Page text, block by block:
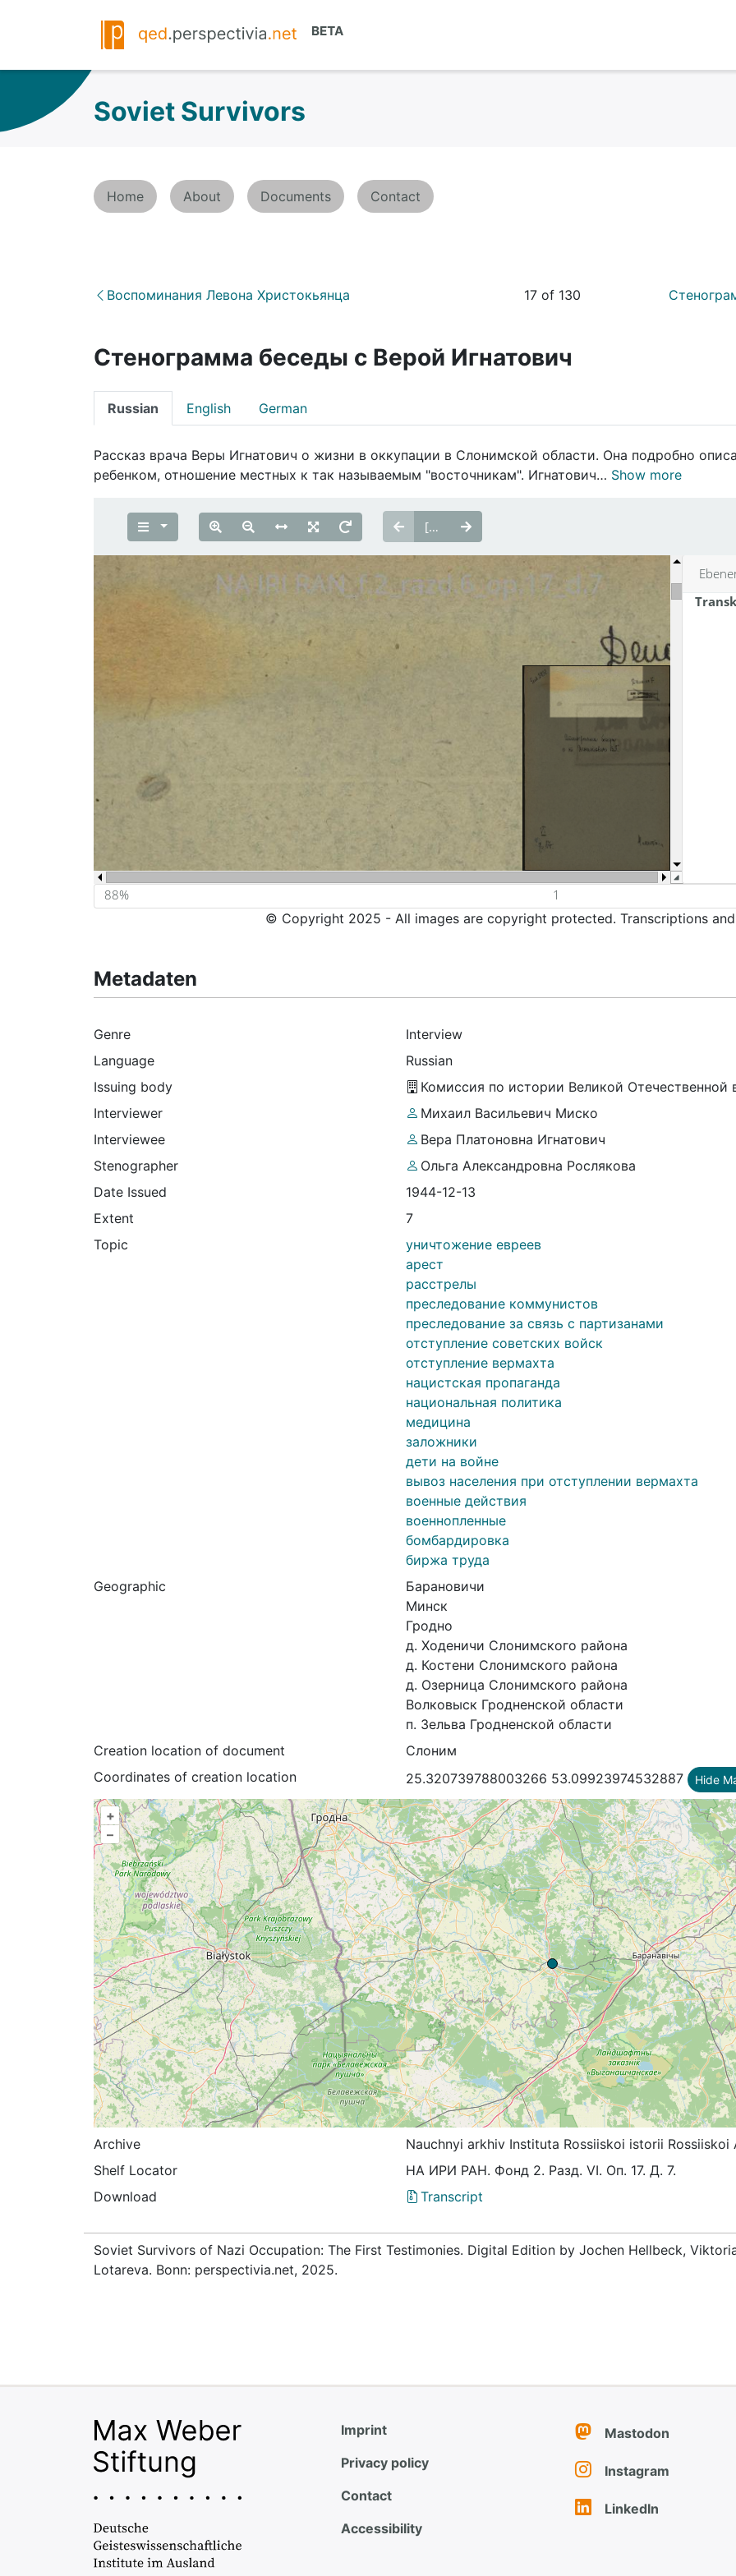
Soviet Survivors
Home About Documents Contact
Воспоминания Левона Христокьянца 17 of 130
Стенограмма беседы с Верой Игнатович
Russian English German
Рассказ врача Веры Игнатович о жизни в оккупации в Слонимской области. Она подробно
ребенком, отношение местных к так называемым "восточникам". Игнатович… Show more
© Copyright 2025 - All images are copyright protected. Transcriptions
Metadaten
Genre
Interview
Language
Russian
Issuing body
Комиссия по истории Великой
Interviewer
Михаил Васильевич Миско
Interviewee
Вера Платоновна Игнатович
Stenographer
Ольга Александровна Рослякова
Date Issued
1944-12-13
Extent
7
Topic
уничтожение евреев
арест
расстрелы
преследование коммунистов
преследование за связь с партизанами
отступление советских войск
отступление вермахта
нацистская пропаганда
национальная политика
медицина
заложники
дети на войне
вывоз населения при отступлении вермахта
военные действия
военнопленные
бомбардировка
биржа труда
Geographic
Барановичи
Минск
Гродно
д. Ходеничи Слонимского района
д. Костени Слонимского района
д. Озерница Слонимского района
Волковыск Гродненской области
п. Зельва Гродненской области
Creation location of document
Слоним
Coordinates of creation location
25.320739788003266 53.09923974532887 Hide
+
–
Archive
Nauchnyi arkhiv Instituta Rossiiskoi istorii Rossiiskoi
Shelf Locator
НА ИРИ РАН. Фонд 2. Разд. VI. Оп. 17. Д. 7.
Download
Transcript
Soviet Survivors of Nazi Occupation: The First Testimonies. Digital Edition by Jochen Hellbeck,
Lotareva. Bonn: perspectivia.net, 2025.
Imprint
Privacy policy
Contact
Accessibility
Mastodon
Instagram
LinkedIn